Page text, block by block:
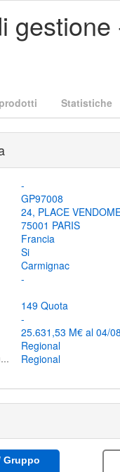
Statistiche
-
GP97008
24, PLACE
75001 PARIS
Francia
Si
Carmignac
-
149 Quota
-
25.631,53 M€ al 04/
Regional
Commercializzazione del gruppo Regional
Gruppo